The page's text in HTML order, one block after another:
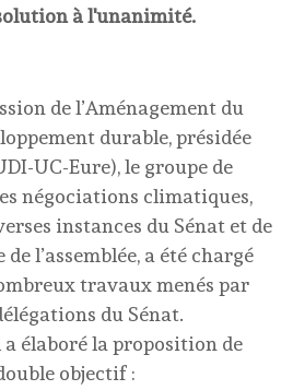
à l'unanimité.
de l’Aménagement du
durable, présidée
UC-Eure), le groupe de
négociations climatiques,
instances du Sénat et de
l’assemblée, a été chargé
travaux menés par
du Sénat.
élaboré la proposition de
objectif :